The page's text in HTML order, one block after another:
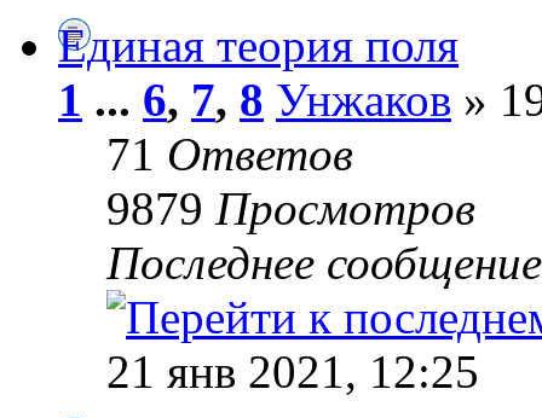
Единая теория поля
1 ... 6, 7, 8 Унжаков »
71 Ответов
9879 Просмотров
Последнее
21 янв 2021, 12:25